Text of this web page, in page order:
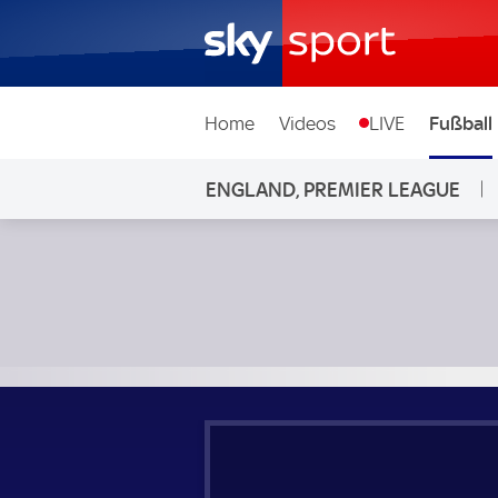
Home Videos LIVE Fußball
ENGLAND, PREMIER LEAGUE